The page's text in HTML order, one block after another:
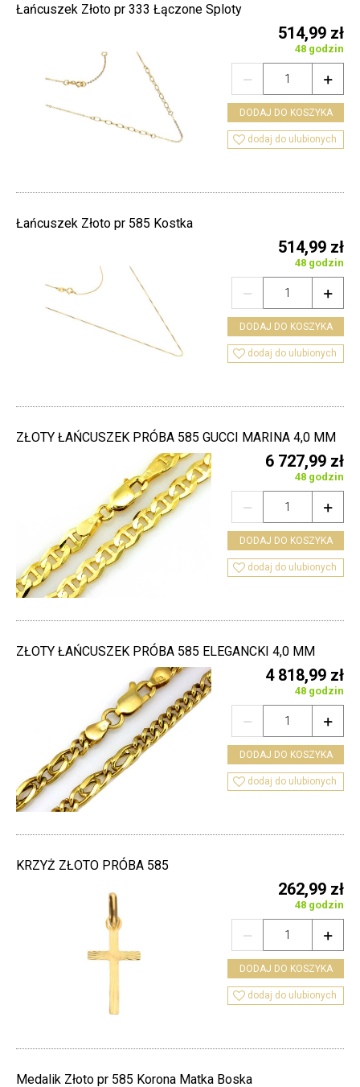
Łańcuszek Złoto pr 333 Łączone Sploty
514,99 zł
48 godzin


DODAJ DO KOSZYKA
 dodaj do ulubionych
Łańcuszek Złoto pr 585 Kostka
514,99 zł
48 godzin


DODAJ DO KOSZYKA
 dodaj do ulubionych
ZŁOTY ŁAŃCUSZEK PRÓBA 585 GUCCI MARINA 4,0 MM
6 727,99 zł
48 godzin


DODAJ DO KOSZYKA
 dodaj do ulubionych
ZŁOTY ŁAŃCUSZEK PRÓBA 585 ELEGANCKI 4,0 MM
4 818,99 zł
48 godzin


DODAJ DO KOSZYKA
 dodaj do ulubionych
KRZYŻ ZŁOTO PRÓBA 585
262,99 zł
48 godzin


DODAJ DO KOSZYKA
 dodaj do ulubionych
Medalik Złoto pr 585 Korona Matka Boska